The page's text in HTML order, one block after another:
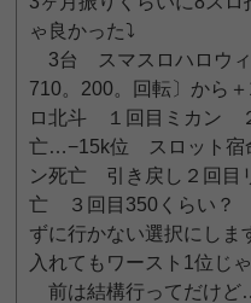
ゃ良かった⤵️
3台 スマスロハロウィ
710。200。回転〕から
ロ北斗 １回目ミカン
亡…−15k位 スロット宿
ン死亡 引き戻し２回目
亡 ３回目350くらい？
ずに行かない選択にし
入れてもワースト1位じ
前は結構行ってだけど